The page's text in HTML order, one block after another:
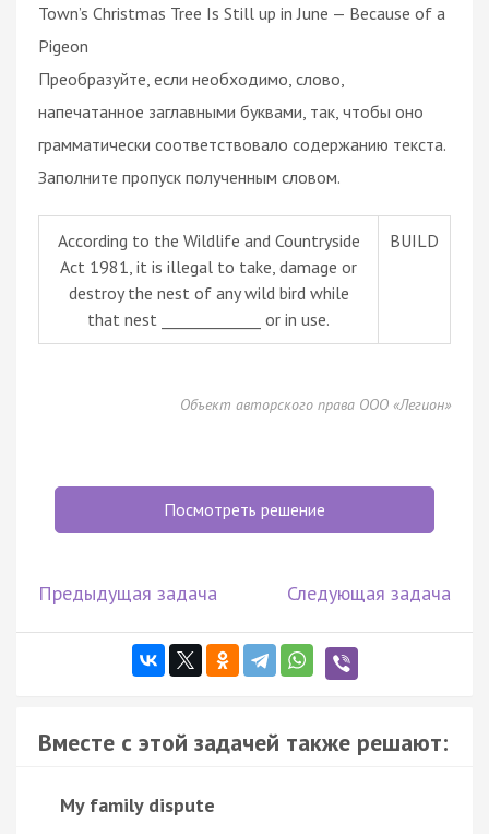
Town’s Christmas Tree Is Still up in June — Because of a
Pigeon
Преобразуйте, если необходимо, слово,
напечатанное заглавными буквами, так, чтобы оно
грамматически соответствовало содержанию текста.
Заполните пропуск полученным словом.
According to the Wildlife and Countryside
Act 1981, it is illegal to take, damage or
destroy the nest of any wild bird while
that nest _____________ or in use.
BUILD
Объект авторского права ООО «Легион»
Посмотреть решение
Предыдущая задача Следующая задача
Вместе с этой задачей также решают:
My family dispute